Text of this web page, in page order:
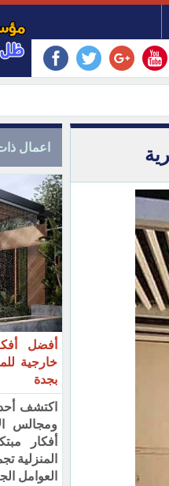
اعمال
أفضل
خارجية
بجدة
اكتشف
أفكار
المنزلية
العوامل